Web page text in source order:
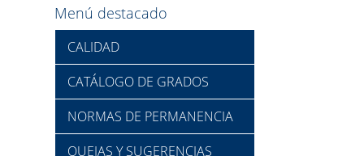
Menú destacado
CALIDAD
CATÁLOGO DE GRADOS
NORMAS DE PERMANENCIA
QUEJAS Y SUGERENCIAS